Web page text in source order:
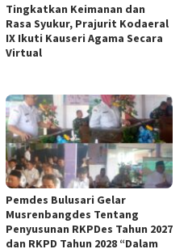
Tingkatkan Keimanan dan
Rasa Syukur, Prajurit Kodaeral
IX Ikuti Kauseri Agama Secara
Virtual
Pemdes Bulusari Gelar
Musrenbangdes Tentang
Penyusunan RKPDes Tahun 2027
dan RKPD Tahun 2028 “Dalam